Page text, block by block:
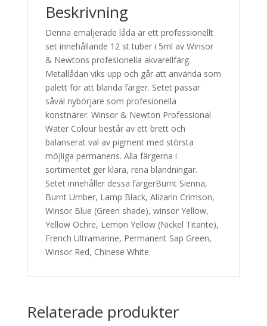
Beskrivning
Denna emaljerade låda är ett professionellt
set innehållande 12 st tuber i 5ml av Winsor
& Newtons profesionella akvarellfärg.
Metallådan viks upp och går att använda som
palett för att blanda färger. Setet passar
såväl nybörjare som profesionella
konstnärer. Winsor & Newton Professional
Water Colour består av ett brett och
balanserat val av pigment med största
möjliga permanens. Alla färgerna i
sortimentet ger klara, rena blandningar.
Setet innehåller dessa färgerBurnt Sienna,
Burnt Umber, Lamp Black, Alizarin Crimson,
Winsor Blue (Green shade), winsor Yellow,
Yellow Ochre, Lemon Yellow (Nickel Titante),
French Ultramarine, Permanent Sap Green,
Winsor Red, Chinese White.
Relaterade produkter